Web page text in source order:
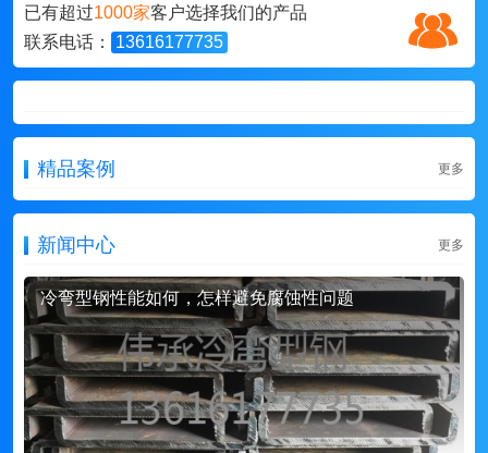
已有超过1000家客户选择我们的产品
联系电话：
13616177735
精品案例 更多
新闻中心 更多
冷弯型钢性能如何，怎样避免腐蚀性问题